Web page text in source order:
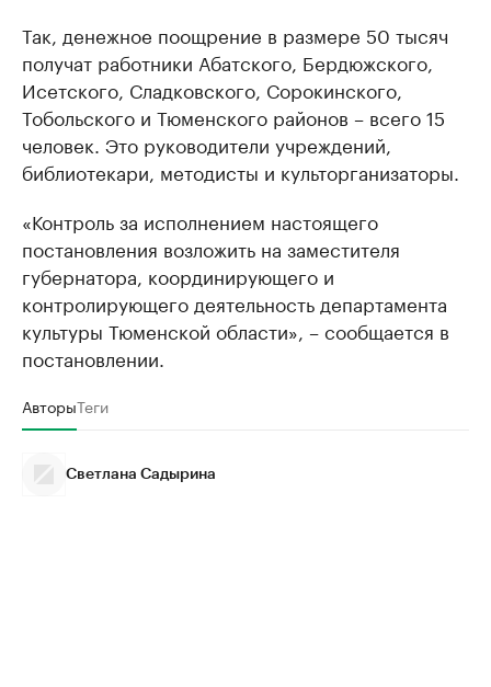
Так, денежное поощрение в размере 50 тысяч
получат работники Абатского, Бердюжского,
Исетского, Сладковского, Сорокинского,
Тобольского и Тюменского районов – всего 15
человек. Это руководители учреждений,
библиотекари, методисты и культорганизаторы.
«Контроль за исполнением настоящего
постановления возложить на заместителя
губернатора, координирующего и
контролирующего деятельность департамента
культуры Тюменской области», – сообщается в
постановлении.
АвторыТеги
Светлана Садырина